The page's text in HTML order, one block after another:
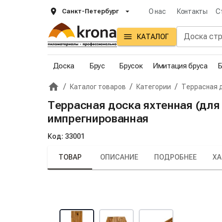
Санкт-Петербург О нас Контакты
КАТАЛОГ
Доска Брус Брусок Имитация бруса
Главная
/ Каталог товаров / Категории / Террасная
Террасная доска яхтенная
импрегнированная
Код: 33001
Крона
ТОВАР ОПИСАНИЕ ПОДРОБНЕЕ